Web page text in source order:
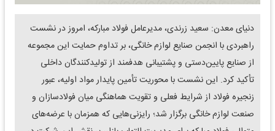
دنیای معدن: سعید زرندی، مدیرعامل فولاد مبارکه، امروز در نشست
راهبردی با انجمن صنایع لوازم خانگی، بر تداوم حمایت این مجموعه
از صنایع پایین‌دستی و پشتیبانی هدفمند از تولیدکنندگان داخلی
تأکید کرد. این نشست با محوریت تأمین پایدار مواد اولیه، عبور
زنجیره فولاد از شرایط فعلی و تقویت هماهنگی میان فولادسازان و
صنعت لوازم خانگی برگزار شد؛ رایزنی‌هایی که همزمان با عرضه‌های